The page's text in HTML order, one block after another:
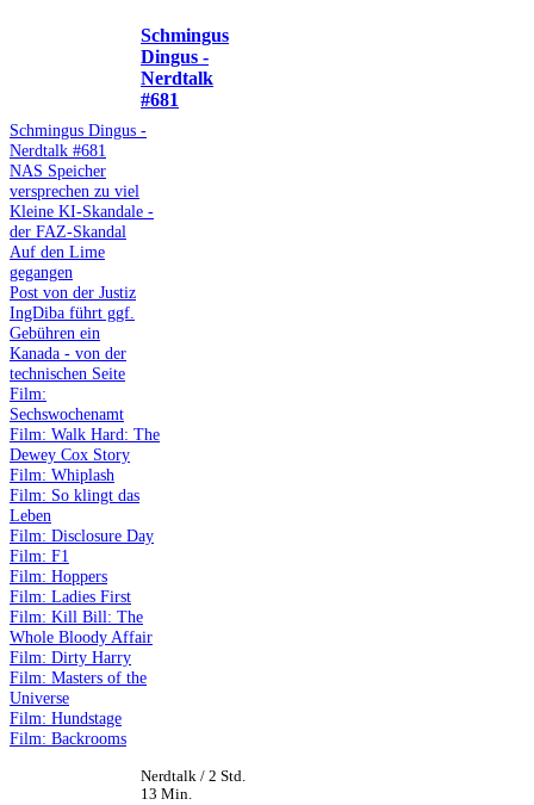
Schmingus
Dingus -
Nerdtalk
#681
Schmingus Dingus -
Nerdtalk #681
NAS Speicher
versprechen zu viel
Kleine KI-Skandale -
der FAZ-Skandal
Auf den Lime
gegangen
Post von der Justiz
IngDiba führt ggf.
Gebühren ein
Kanada - von der
technischen Seite
Film:
Sechswochenamt
Film: Walk Hard: The
Dewey Cox Story
Film: Whiplash
Film: So klingt das
Leben
Film: Disclosure Day
Film: F1
Film: Hoppers
Film: Ladies First
Film: Kill Bill: The
Whole Bloody Affair
Film: Dirty Harry
Film: Masters of the
Universe
Film: Hundstage
Film: Backrooms
Nerdtalk / 2 Std.
13 Min.